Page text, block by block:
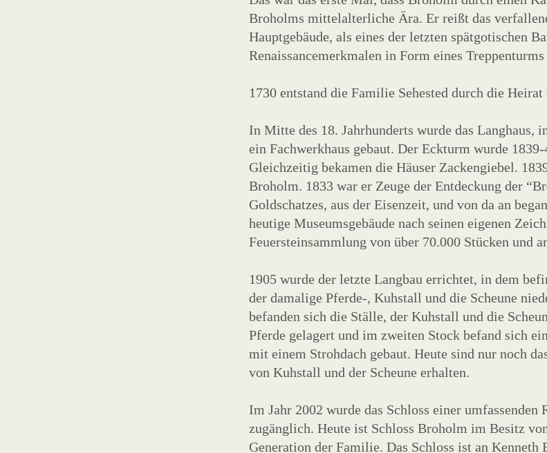
Broholms mittelalterliche Ära. Er reißt das
Hauptgebäude, als eines der letzten spätgotischen
Renaissancemerkmalen in Form eines
1730 entstand die Familie Sehested durch die
In Mitte des 18. Jahrhunderts wurde das Langhaus,
ein Fachwerkhaus gebaut. Der Eckturm wurde
Gleichzeitig bekamen die Häuser Zackengiebel.
Broholm. 1833 war er Zeuge der Entdeckung der
Goldschatzes, aus der Eisenzeit, und von da an
heutige Museumsgebäude nach seinen eigenen
Feuersteinsammlung von über 70.000 Stücken und
1905 wurde der letzte Langbau errichtet, in dem
der damalige Pferde-, Kuhstall und die Scheune
befanden sich die Ställe, der Kuhstall und die
Pferde gelagert und im zweiten Stock befand sich
mit einem Strohdach gebaut. Heute sind nur noch
von Kuhstall und der Scheune erhalten.
Im Jahr 2002 wurde das Schloss einer
zugänglich. Heute ist Schloss Broholm im Besitz
Generation der Familie. Das Schloss ist an